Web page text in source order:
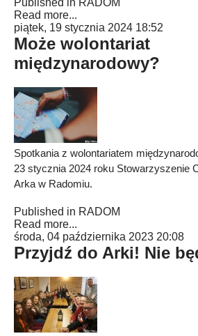
Published in RADOM
Read more...
piątek, 19 stycznia 2024 18:52
Może wolontariat
międzynarodowy?
Spotkania z wolontariatem
23 stycznia 2024 roku Stowarzyszenie
Arka w Radomiu.
Published in RADOM
Read more...
środa, 04 października 2023 20:08
Przyjdź do Arki! Nie